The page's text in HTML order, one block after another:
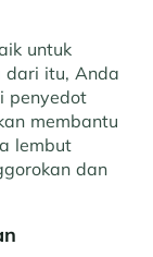
untuk
dari itu, Anda
penyedot
membantu
lembut
dan